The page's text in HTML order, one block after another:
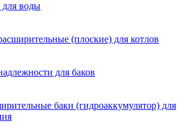
для воды
(плоские) для котлов
для баков
баки (гидроаккумулятор) для